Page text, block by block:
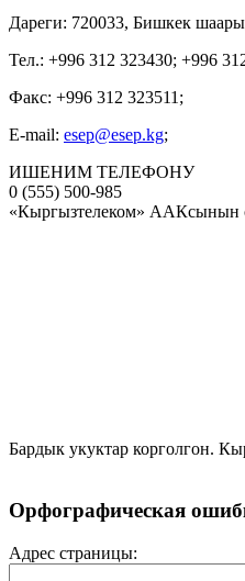
Дареги: 720033, Бишкек
Тел.: +996 312 323430; +996
Факс: +996 312 323511;
E-mail: esep@esep.kg;
ИШЕНИМ ТЕЛЕФОНУ
0 (555) 500-985
«Кыргызтелеком» ААКсынын
Бардык укуктар корголгон.
Орфографическая
Адрес страницы: